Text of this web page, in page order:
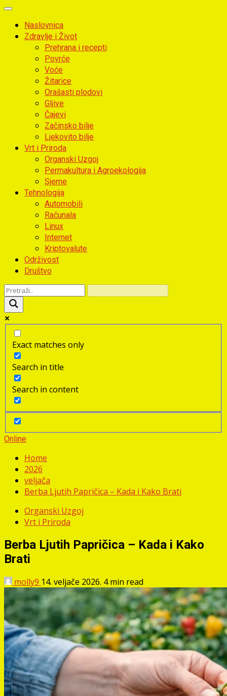
Primary
MenuNaslovnica
Zdravlje i Život
Prehrana i recepti
Povrće
Voće
Žitarice
Orašasti plodovi
Gljive
Čajevi
Začinsko bilje
Ljekovito bilje
Vrt i Priroda
Organski Uzgoj
Permakultura i Agroekologija
Sjeme
Tehnologija
Automobili
Računala
Linux
Internet
Kriptovalute
Održivost
Društvo
Exact matches only
Search in title
Search in content
Online
Home
2026
veljača
Berba Ljutih Papričica – Kada i Kako Brati
Organski Uzgoj
Vrt i Priroda
Berba Ljutih Papričica – Kada i Kako
Brati
molly9 14. veljače 2026. 4 min read